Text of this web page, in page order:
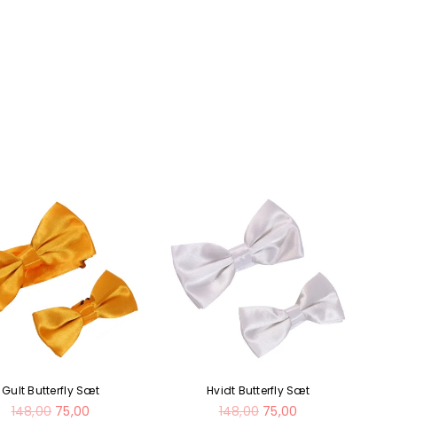
Gult Butterfly Sæt
Normal
148,00 75,00
Hvidt Butterfly Sæt
Normal
148,00 75,00